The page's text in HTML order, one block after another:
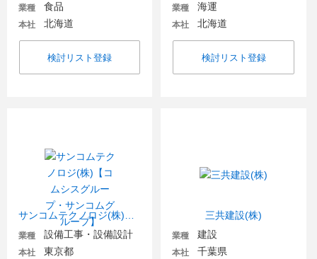
業種 食品
本社 北海道
検討リスト登録
業種 海運
本社 北海道
検討リスト登録
業種 設備工事・設備設計
本社 東京都
三共建設(株)
業種 建設
本社 千葉県